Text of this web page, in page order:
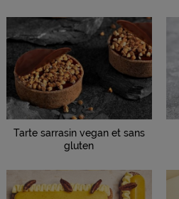
Tarte sarrasin vegan et sans
gluten